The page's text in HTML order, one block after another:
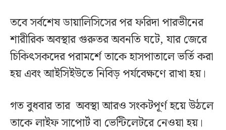
তবে সর্বশেষ ডায়ালিসিসের পর ফরিদা পারভীনের
শারীরিক অবস্থার গুরুতর অবনতি ঘটে, যার জেরে
চিকিৎসকদের পরামর্শে তাকে হাসপাতালে ভর্তি করা
হয় এবং আইসিইউতে নিবিড় পর্যবেক্ষণে রাখা হয়।
গত বুধবার তার অবস্থা আরও সংকটপূর্ণ হয়ে উঠলে
তাকে লাইফ সাপোর্ট বা ভেন্টিলেটরে নেওয়া হয়।